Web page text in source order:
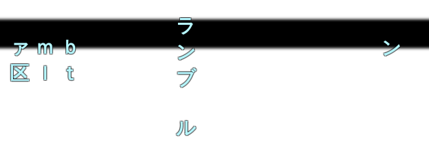
ァｍｂ
区ｌｔ
ラ
ン
ブ
ル
ン